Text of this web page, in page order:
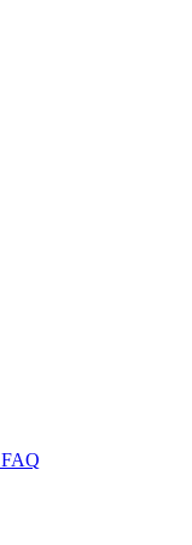
FAQ